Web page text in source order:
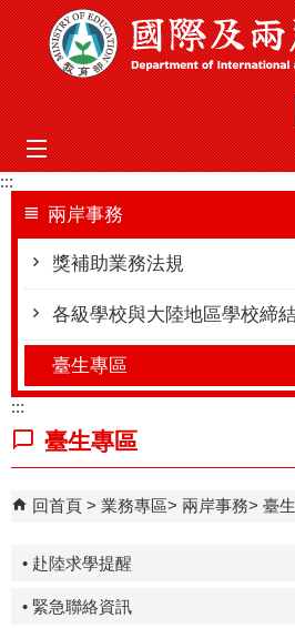
跳到主要內容區塊
mobile_menu
:::
兩岸事務
獎補助業務法規
各級學校與大陸地區學校締
臺生專區
:::
臺生專區
回首頁 業務專區 兩岸事務 臺
• 赴陸求學提醒
• 緊急聯絡資訊